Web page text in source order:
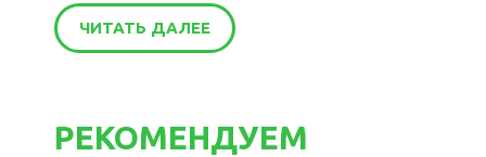
ЧИТАТЬ ДАЛЕЕ
РЕКОМЕНДУЕМ